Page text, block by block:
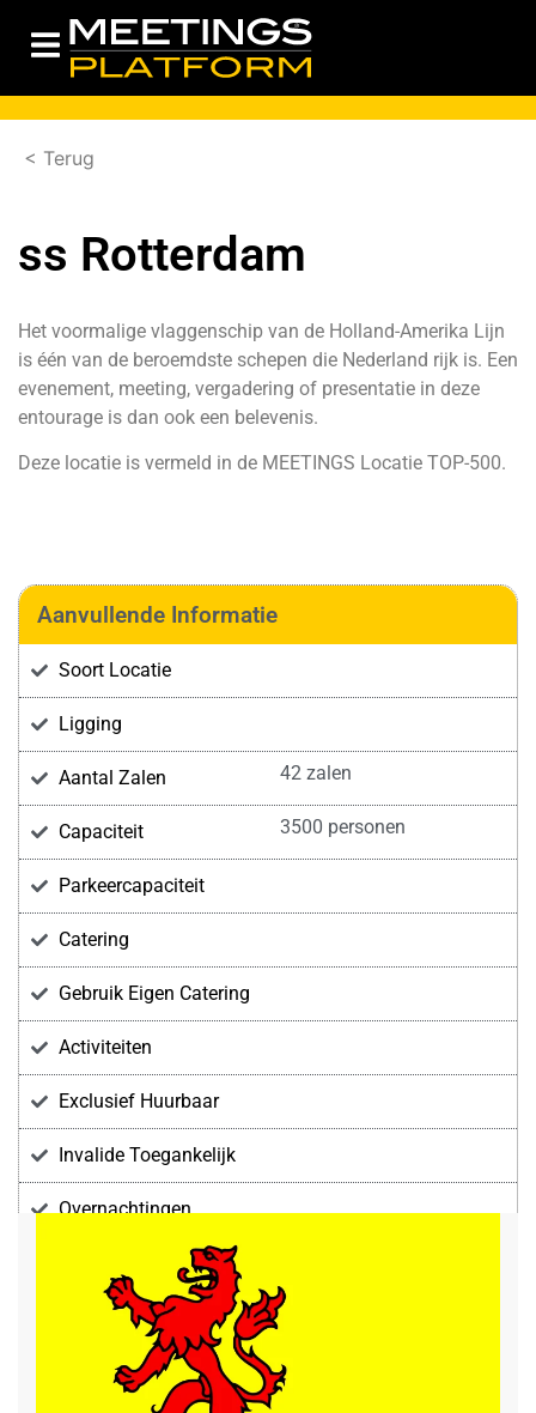
< Terug
ss Rotterdam
Het voormalige vlaggenschip van de Holland-Amerika Lijn
is één van de beroemdste schepen die Nederland rijk is. Een
evenement, meeting, vergadering of presentatie in deze
entourage is dan ook een belevenis.
Deze locatie is vermeld in de MEETINGS Locatie TOP-500.
Aanvullende Informatie
Soort Locatie
Ligging
Aantal Zalen 42 zalen
Capaciteit 3500 personen
Parkeercapaciteit
Catering
Gebruik Eigen Catering
Activiteiten
Exclusief Huurbaar
Invalide Toegankelijk
Overnachtingen